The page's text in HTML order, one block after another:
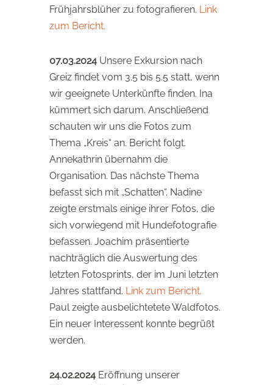
Frühjahrsblüher zu fotografieren. Link
zum Bericht.
07.03.2024Unsere Exkursion nach
Greiz findet vom 3.5 bis 5.5 statt, wenn
wir geeignete Unterkünfte finden. Ina
kümmert sich darum. Anschließend
schauten wir uns die Fotos zum
Thema „Kreis“ an. Bericht folgt.
Annekathrin übernahm die
Organisation. Das nächste Thema
befasst sich mit „Schatten“. Nadine
zeigte erstmals einige ihrer Fotos, die
sich vorwiegend mit Hundefotografie
befassen. Joachim präsentierte
nachträglich die Auswertung des
letzten Fotosprints, der im Juni letzten
Jahres stattfand. Link zum Bericht.
Paul zeigte ausbelichtetete Waldfotos.
Ein neuer Interessent konnte begrüßt
werden.
24.02.2024Eröffnung unserer